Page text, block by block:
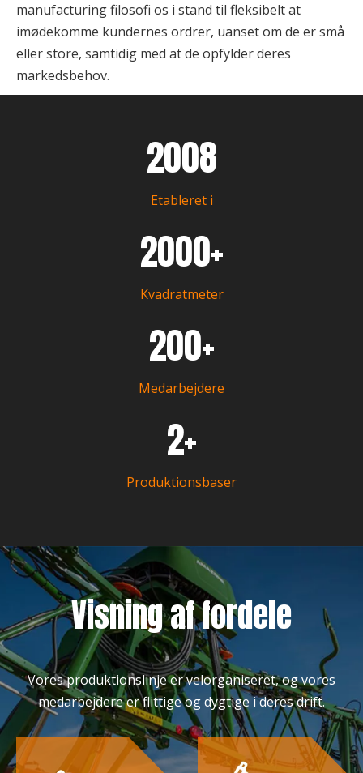
manufacturing filosofi os i stand til fleksibelt at
imødekomme kundernes ordrer, uanset om de er små
eller store, samtidig med at de opfylder deres
markedsbehov.
2008
Etableret i
2000+
Kvadratmeter
200+
Medarbejdere
2+
Produktionsbaser
Visning af fordele
Vores produktionslinje er velorganiseret, og vores
medarbejdere er flittige og dygtige i deres drift.